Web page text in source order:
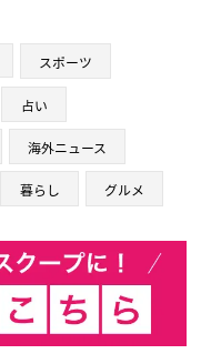
スポーツ
占い
海外ニュース
暮らし グルメ